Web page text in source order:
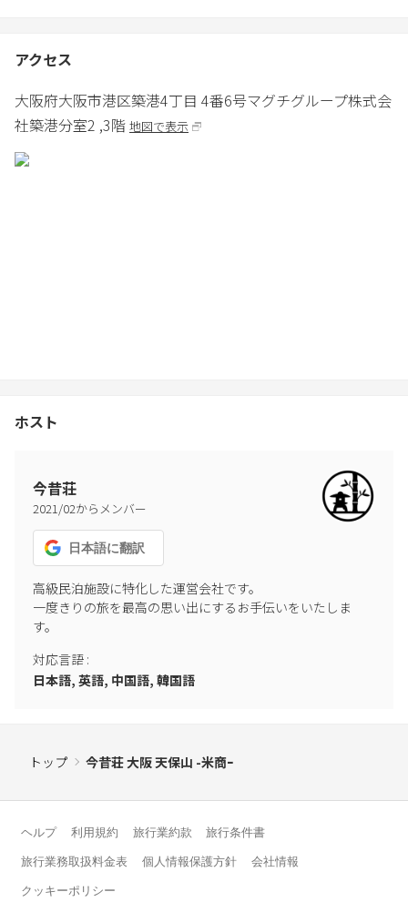
者様ご自身の責任にて起こった場合、当施設では一切の責任を負
備品の設置管理や事故防止等はご利用者様ご自身にてご利用時、
常に気を付けて下さい。
2.不測の事故や災害による停電、断水、設備・備品の故障などによ
退室をお願いすることがございます。
け取りください。
- 施設内での火器のご使用(ガスコンロ等)はお断りしております。
アクセス
大阪府大阪市港区築港4丁目 4番6号マグチグループ株式会
社築港分室2 ,3階 地図で表示
ホスト
今昔荘
2021/02からメンバー
日本語に翻訳
高級民泊施設に特化した運営会社です。
一度きりの旅を最高の思い出にするお手伝いをいたしま
す。
対応言語 :
日本語, 英語, 中国語, 韓国語
トップ 今昔荘 大阪 天保山 -米商ｰ
ヘルプ 利用規約 旅行業約款 旅行条件書
旅行業務取扱料金表 個人情報保護方針 会社情報
クッキーポリシー